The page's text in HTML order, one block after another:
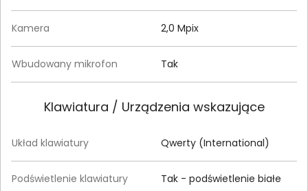
Kamera 2,0 Mpix
Wbudowany mikrofon Tak
Klawiatura / Urządzenia wskazujące
Układ klawiatury Qwerty (International)
Podświetlenie klawiatury Tak - podświetlenie białe